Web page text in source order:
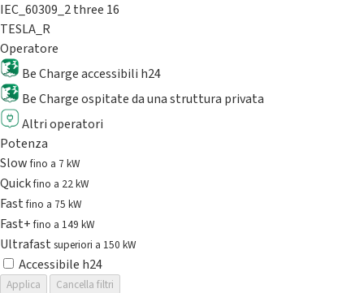
IEC_60309_2 three 16
TESLA_R
Operatore
Be Charge accessibili h24
Be Charge ospitate da una struttura privata
Altri operatori
Potenza
Slowfino a 7 kW
Quickfino a 22 kW
Fastfino a 75 kW
Fast+fino a 149 kW
Ultrafast superiori a 150 kW
Accessibile h24
Applica
Cancella filtri